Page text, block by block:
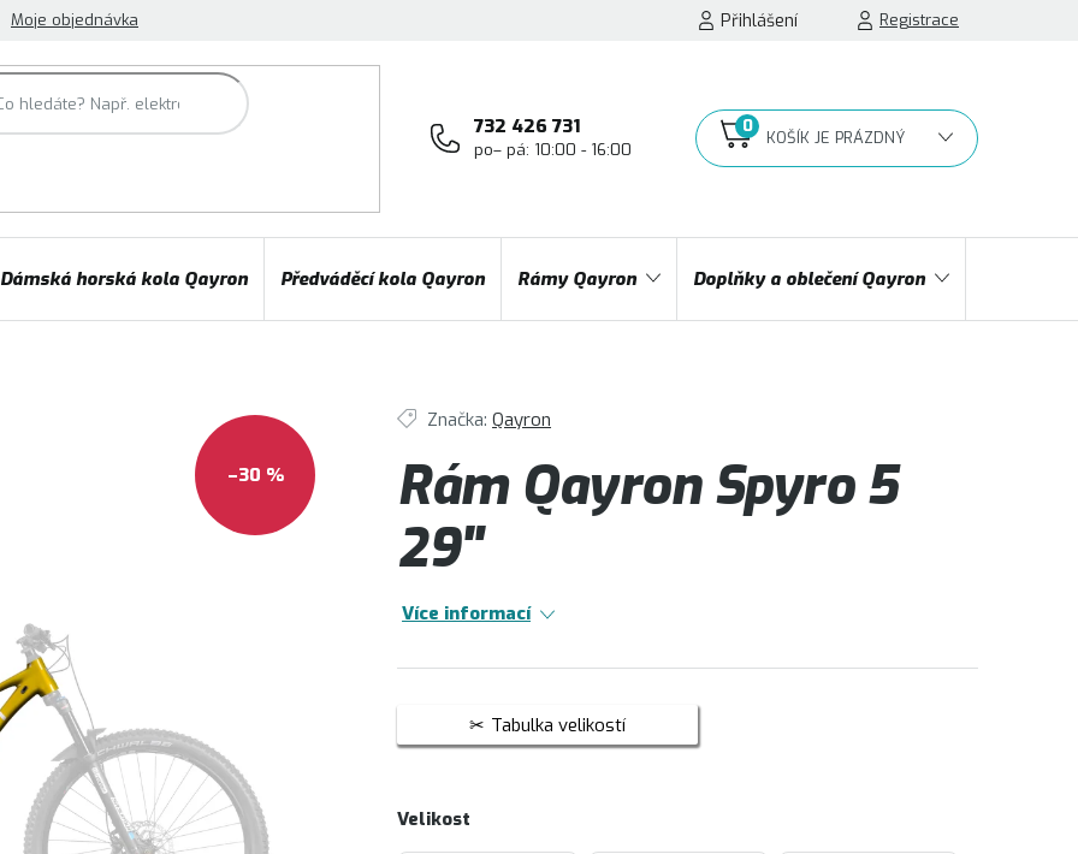
Moje objednávka Přihlášení Registrace
732 426 731
po– pá: 10:00 - 16:00
NÁKUPNÍ
Dámská horská kola Qayron Předváděcí kola Qayron Rámy Qayron Doplňky a oblečení Qayron
Rám Qayron Spyro 5
29"
Značka:Qayron
Více informací
Tabulka velikostí
Velikost
–30 %